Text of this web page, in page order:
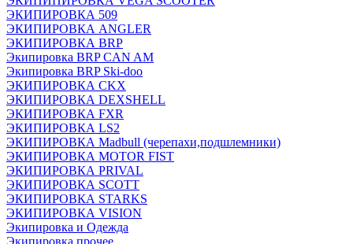
ЭКИПИРОВКА 509
ЭКИПИРОВКА ANGLER
ЭКИПИРОВКА BRP
Экипировка BRP CAN AM
Экипировка BRP Ski-doo
ЭКИПИРОВКА CKX
ЭКИПИРОВКА DEXSHELL
ЭКИПИРОВКА FXR
ЭКИПИРОВКА LS2
ЭКИПИРОВКА Madbull (черепахи,подшлемники)
ЭКИПИРОВКА MOTOR FIST
ЭКИПИРОВКА PRIVAL
ЭКИПИРОВКА SCOTT
ЭКИПИРОВКА STARKS
ЭКИПИРОВКА VISION
Экипировка и Одежда
Экипировка прочее